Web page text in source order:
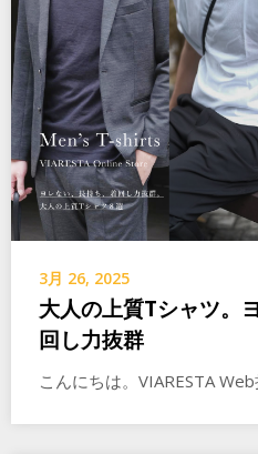
3月 26, 2025
大人の上質Tシャツ。
回し力抜群
こんにちは。VIARESTA